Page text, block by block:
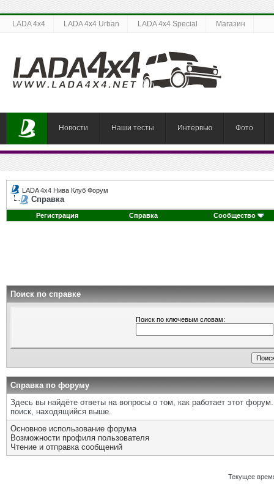
LADA 4x4 LADA 4x4 Urban LADA 4x4 Special Магазин
Новости Наши тесты Интервью Фото
LADA 4x4 Нива Клуб Форум
Справка
Регистрация Справка Сообщество
Поиск по справке
Поиск по ключевым словам:
Справка по форуму
Здесь вы найдёте ответы на вопросы о том, как работает этот
поиск, находящийся выше.
Основное использование форума
Возможности профиля пользователя
Чтение и отправка сообщений
Текущее